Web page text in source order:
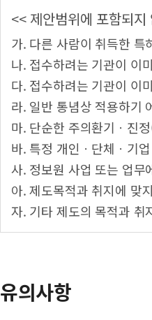
<< 제안범위에 포함되
가. 다른 사람이 취득한 특
나. 접수하려는 기관이 이
다. 접수하려는 기관이 이
라. 일반 통념상 적용하기
마. 단순한 주의환기ㆍ진
바. 특정 개인ㆍ단체ㆍ기
사. 정보원 사업 또는 업무
아. 제도목적과 취지에 맞
자. 기타 제도의 목적과 취
유의사항